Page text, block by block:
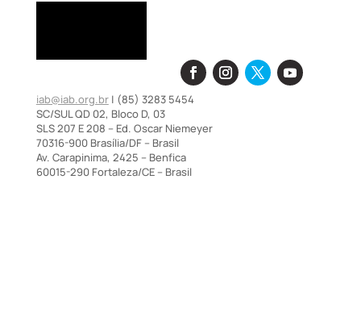
iab@iab.org.br| (85) 3283 5454
SC/SUL QD 02, Bloco D, 03
SLS 207 E 208 – Ed. Oscar Niemeyer
70316-900 Brasília/DF – Brasil
Av. Carapinima, 2425 – Benfica
60015-290 Fortaleza/CE – Brasil